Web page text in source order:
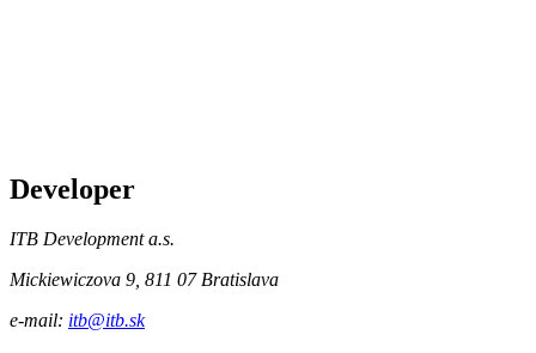
Developer
ITB Development a.s.
Mickiewiczova 9, 811 07 Bratislava
e-mail: itb@itb.sk